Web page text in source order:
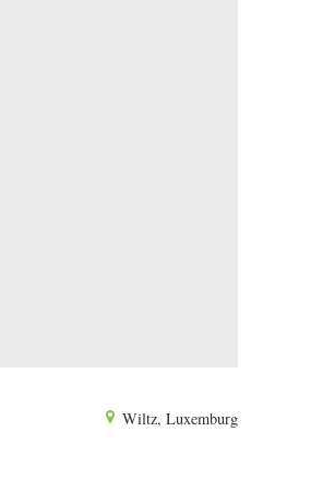
Wiltz, Luxemburg